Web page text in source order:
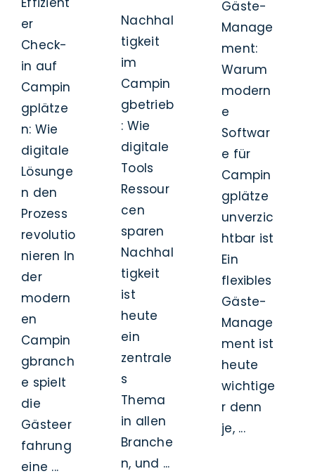
er
Check-
in auf
Campin
gplätze
n: Wie
digitale
Lösunge
n den
Prozess
revolutio
nieren In
der
modern
en
Campin
gbranch
e spielt
die
Gästeer
fahrung
eine ...
Nachhal
tigkeit
im
Campin
gbetrieb
: Wie
digitale
Tools
Ressour
cen
sparen
Nachhal
tigkeit
ist
heute
ein
zentrale
s
Thema
in allen
Branche
n, und ...
Gäste-
Manage
ment:
Warum
modern
e
Softwar
e für
Campin
gplätze
unverzic
htbar ist
Ein
flexibles
Gäste-
Manage
ment ist
heute
wichtige
r denn
je, ...